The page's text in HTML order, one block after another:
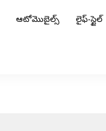
ఆటోమొబైల్స్ లైఫ్-స్టైల్